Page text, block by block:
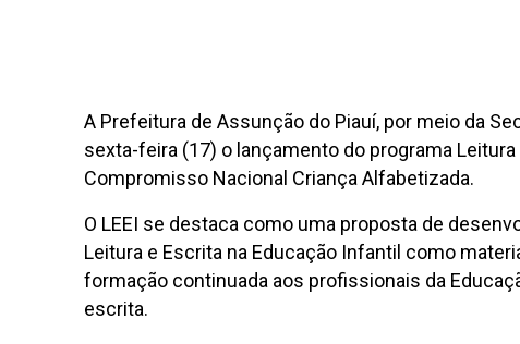
A Prefeitura de Assunção do Piauí, por meio da
sexta-feira (17) o lançamento do programa
Compromisso Nacional Criança Alfabetizada.
O LEEI se destaca como uma proposta de
Leitura e Escrita na Educação Infantil como
formação continuada aos profissionais da
escrita.